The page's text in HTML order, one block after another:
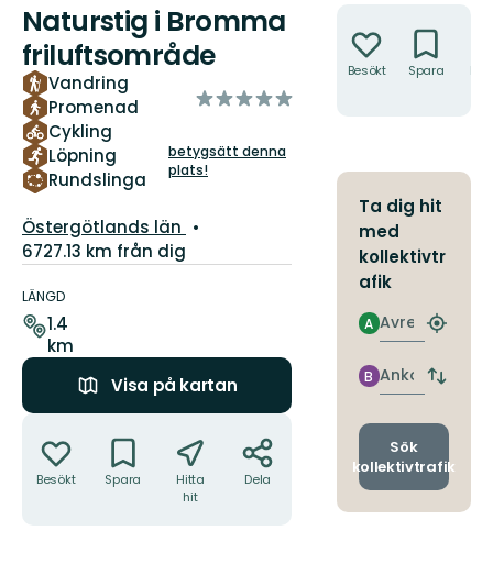
Naturstig i Bromma
friluftsområde
Vandring
Promenad
Cykling
Löpning
Rundslinga
av
stjärnor
betygsätt denna
plats!
Län:
Östergötlands län
6727.13 km från dig
om
leden
LÄNGD
1.4
km
Visa på kartan
Besökt Spara
Hitta
hit
Dela
Besökt Spara
Ta dig hit
med
kollektivtr
afik
Avresa
A
Hitta
Ankomst
B
Byt
och
Sök
kollektivtrafik